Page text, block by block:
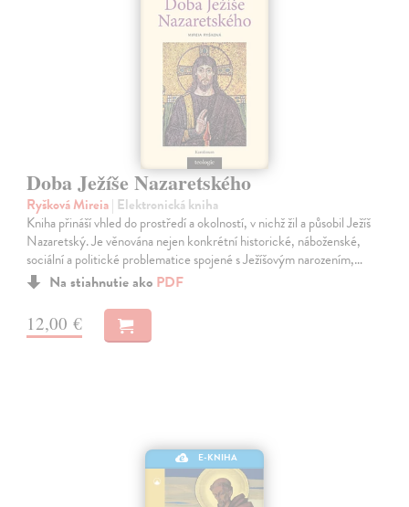
Doba Ježíše Nazaretského
Ryšková Mireia| Elektronická kniha
Kniha přináší vhled do prostředí a okolností, v nichž žil a působil Ježíš
Nazaretský. Je věnována nejen konkrétní historické, náboženské,
sociální a politické problematice spojené s Ježíšovým narozením,…
Na stiahnutie ako PDF
12,00 €
E-KNIHA